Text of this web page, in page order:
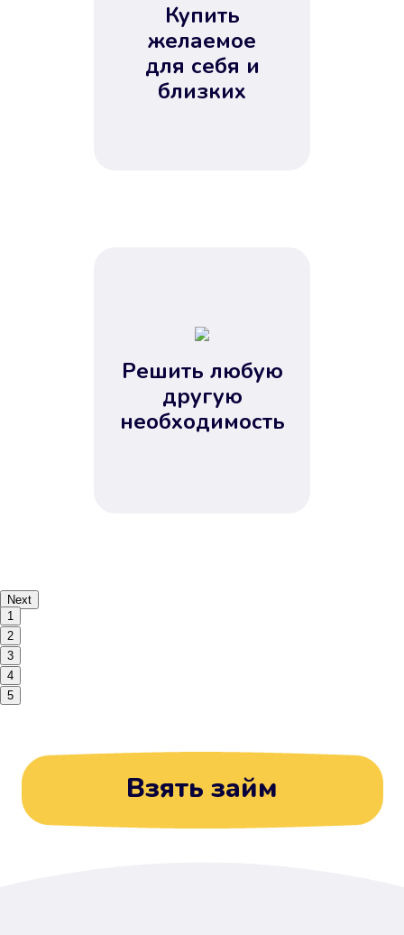
Купить
желаемое
для себя и
близких
Решить любую
другую
необходимость
Next
1
2
3
4
5
Взять займ